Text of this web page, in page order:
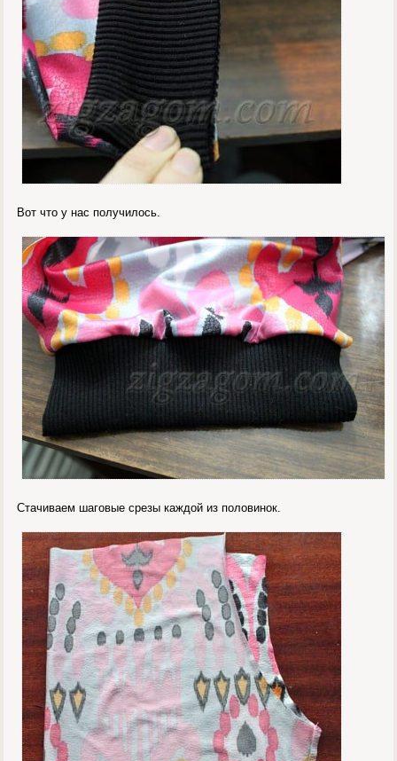
Вот что у нас получилось.
Стачиваем шаговые срезы каждой из половинок.